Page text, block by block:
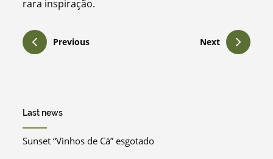
rara inspiração.
Previous Next
Last news
Sunset “Vinhos de Cá” esgotado